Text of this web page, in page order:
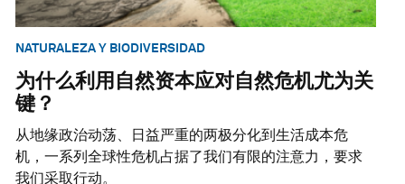
NATURALEZA Y BIODIVERSIDAD
为什么利用自然资本应对自然危机尤为关
键？
从地缘政治动荡、日益严重的两极分化到生活成本危
机，一系列全球性危机占据了我们有限的注意力，要求
我们采取行动。